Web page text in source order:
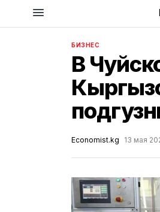
БИЗНЕС
В
Economist.kg 13 мая